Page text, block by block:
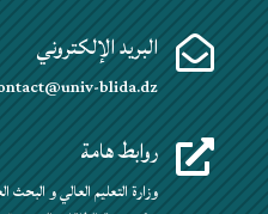
 البريد الإلكتروني
blida.dz
 روابط هامة
وزارة التعليم العالي و البحث